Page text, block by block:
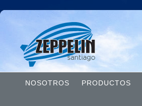
NOSOTROS PRODUCTOS